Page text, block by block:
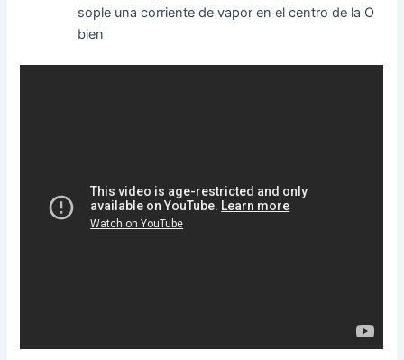
sople una corriente de vapor en el centro de la O
bien